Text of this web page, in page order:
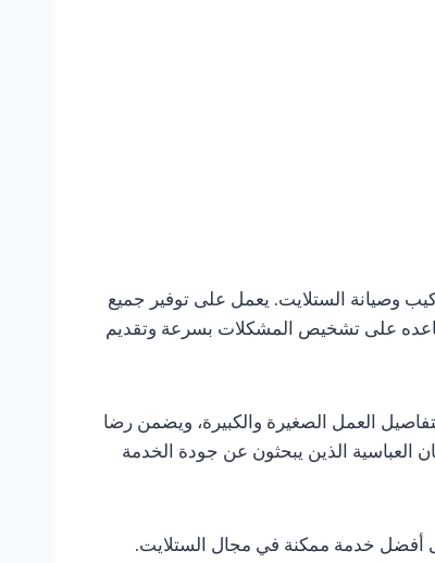
وصيانة الستلايت. يعمل على توفير جميع
يساعده على تشخيص المشكلات بسرعة وتقديم
العمل الصغيرة والكبيرة، ويضمن رضا
العباسية الذين يبحثون عن جودة الخدمة
أفضل خدمة ممكنة في مجال الستلايت.